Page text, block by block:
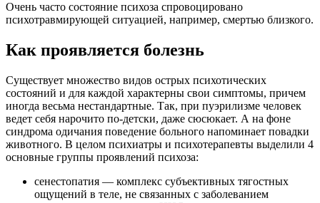
Очень часто состояние психоза спровоцировано
психотравмирующей ситуацией, например, смертью близкого.
Как проявляется болезнь
Существует множество видов острых психотических
состояний и для каждой характерны свои симптомы, причем
иногда весьма нестандартные. Так, при пуэрилизме человек
ведет себя нарочито по-детски, даже сюсюкает. А на фоне
синдрома одичания поведение больного напоминает повадки
животного. В целом психиатры и психотерапевты выделили 4
основные группы проявлений психоза:
сенестопатия — комплекс субъективных тягостных
ощущений в теле, не связанных с заболеванием